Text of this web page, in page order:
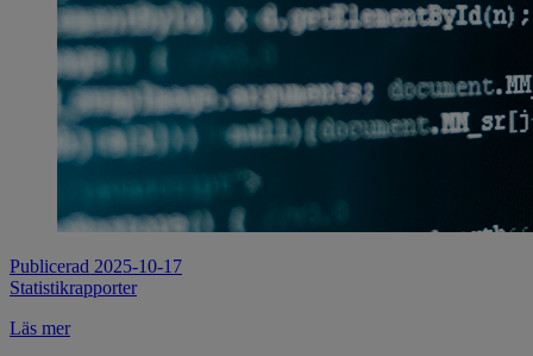
Publicerad 2025-10-17
Statistikrapporter
Läs mer